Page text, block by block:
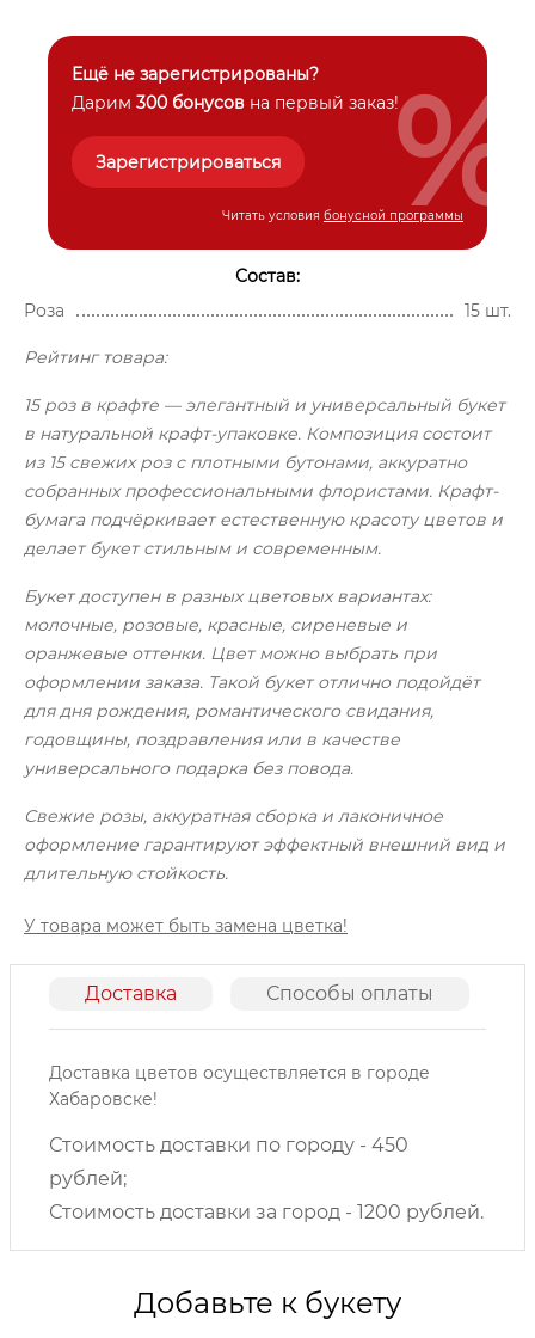
Ещё не зарегистрированы?
Дарим 300 бонусов на первый заказ!
Зарегистрироваться
Читать условия бонусной программы
%
Состав:
Роза
15 шт.
Рейтинг товара:
15 роз в крафте — элегантный и универсальный букет
в натуральной крафт-упаковке. Композиция состоит
из 15 свежих роз с плотными бутонами, аккуратно
собранных профессиональными флористами. Крафт-
бумага подчёркивает естественную красоту цветов и
делает букет стильным и современным.
Букет доступен в разных цветовых вариантах:
молочные, розовые, красные, сиреневые и
оранжевые оттенки. Цвет можно выбрать при
оформлении заказа. Такой букет отлично подойдёт
для дня рождения, романтического свидания,
годовщины, поздравления или в качестве
универсального подарка без повода.
Свежие розы, аккуратная сборка и лаконичное
оформление гарантируют эффектный внешний вид и
длительную стойкость.
У товара может быть замена цветка!
Доставка Способы оплаты
Доставка цветов осуществляется в городе
Хабаровске!
Стоимость доставки по городу - 450
рублей;
Стоимость доставки за город - 1200 рублей.
Добавьте к букету